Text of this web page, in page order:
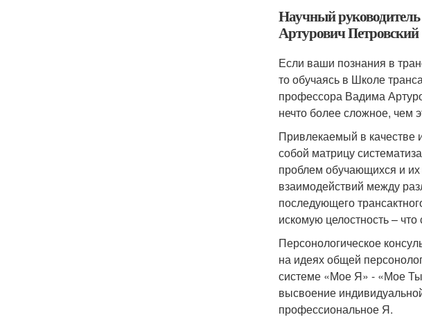
Научный
Артурович Петровский
Если ваши познания в
то обучаясь в Школе
профессора Вадима
нечто более сложное, чем
Привлекаемый в качестве
собой матрицу
проблем обучающихся и их
взаимодействий между
последующего
искомую целостность –
Персонологическое
на идеях общей
системе «Мое Я» - «Мое
высвоение
профессиональное Я.